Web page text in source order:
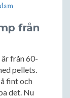
från
från 60-
pellets.
fint och
det. Nu